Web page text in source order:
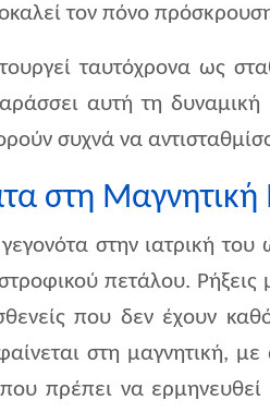
τον πόνο
ταυτόχρονα ως
αυτή τη
συχνά να
στη
στην ιατρική του
πετάλου. Ρήξεις
που δεν έχουν
στη μαγνητική,
πρέπει να